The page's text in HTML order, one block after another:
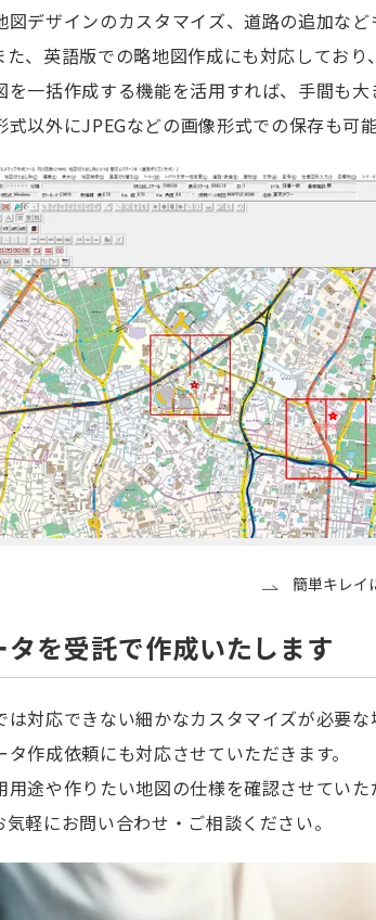
図デザインのカスタマイズ、道路の追加な
た、英語版での略地図作成にも対応しており
を一括作成する機能を活用すれば、手間も大
以外にJPEGなどの画像形式での保存も可
簡単キレイ
を受託で作成いたします
は対応できない細かなカスタマイズが必要
タ作成依頼にも対応させていただきます。
用途や作りたい地図の仕様を確認させてい
気軽にお問い合わせ・ご相談ください。